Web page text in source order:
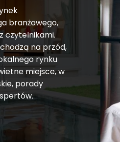
branżowego,
czytelnikami.
na przód,
rynku
miejsce, w
porady